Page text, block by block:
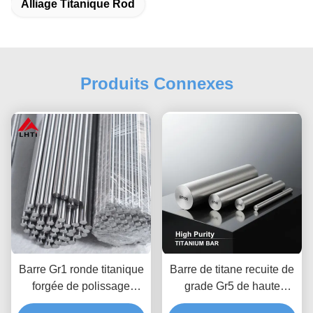
Alliage Titanique Rod
Produits Connexes
Barre Gr1 ronde titanique
forgée de polissage
anticorrosion
Barre de titane recuite de
grade Gr5 de haute
pureté et barre d'alliage